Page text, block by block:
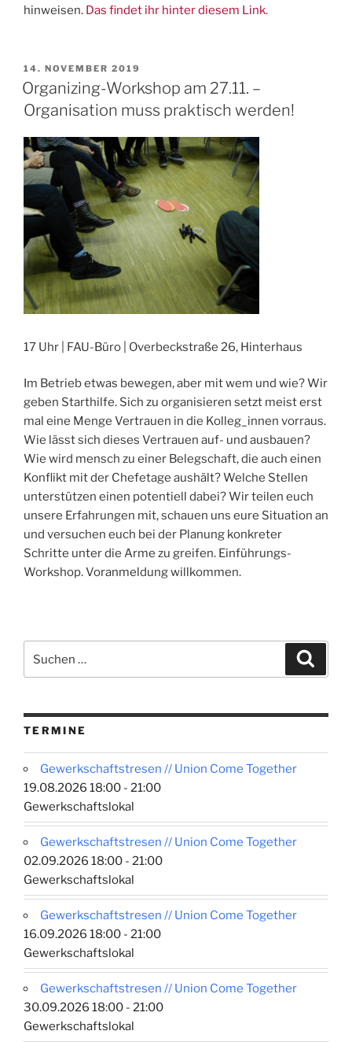
hinweisen. Das findet ihr hinter diesem Link.
VERÖFFENTLICHT
AM
14. NOVEMBER 2019
Organizing-Workshop am 27.11. –
Organisation muss praktisch werden!
17 Uhr | FAU-Büro | Overbeckstraße 26, Hinterhaus
Im Betrieb etwas bewegen, aber mit wem und wie? Wir
geben Starthilfe. Sich zu organisieren setzt meist erst
mal eine Menge Vertrauen in die Kolleg_innen vorraus.
Wie lässt sich dieses Vertrauen auf- und ausbauen?
Wie wird mensch zu einer Belegschaft, die auch einen
Konflikt mit der Chefetage aushält? Welche Stellen
unterstützen einen potentiell dabei? Wir teilen euch
unsere Erfahrungen mit, schauen uns eure Situation an
und versuchen euch bei der Planung konkreter
Schritte unter die Arme zu greifen. Einführungs-
Workshop. Voranmeldung willkommen.
nach:
TERMINE
Gewerkschaftstresen // Union Come Together
19.08.2026 18:00 - 21:00
Gewerkschaftslokal
Gewerkschaftstresen // Union Come Together
02.09.2026 18:00 - 21:00
Gewerkschaftslokal
Gewerkschaftstresen // Union Come Together
16.09.2026 18:00 - 21:00
Gewerkschaftslokal
Gewerkschaftstresen // Union Come Together
30.09.2026 18:00 - 21:00
Gewerkschaftslokal